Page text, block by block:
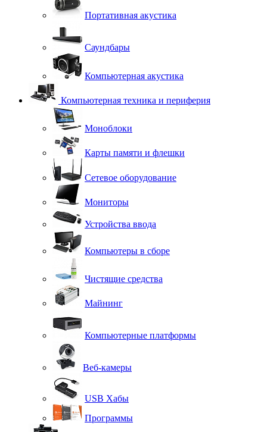
Портативная акустика
Саундбары
Компьютерная акустика
Компьютерная техника и периферия
Моноблоки
Карты памяти и флешки
Сетевое оборудование
Мониторы
Устройства ввода
Компьютеры в сборе
Чистящие средства
Майнинг
Компьютерные платформы
Веб-камеры
USB Хабы
Программы